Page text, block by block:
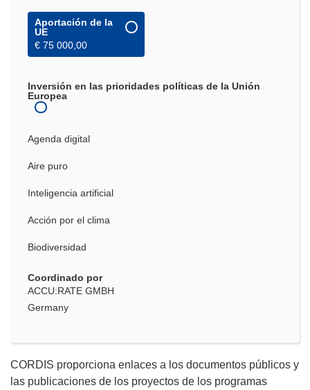
Aportación de la
UE
€ 75 000,00
Inversión en las prioridades políticas de la Unión
Europea
Agenda digital
Aire puro
Inteligencia artificial
Acción por el clima
Biodiversidad
Coordinado por
ACCU:RATE GMBH
Germany
CORDIS proporciona enlaces a los documentos públicos y
las publicaciones de los proyectos de los programas